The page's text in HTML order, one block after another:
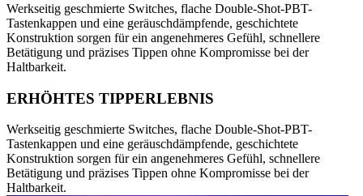
Werkseitig geschmierte Switches, flache Double-Shot-PBT-
Tastenkappen und eine geräuschdämpfende, geschichtete
Konstruktion sorgen für ein angenehmeres Gefühl, schnellere
Betätigung und präzises Tippen ohne Kompromisse bei der
Haltbarkeit.
ERHÖHTES TIPPERLEBNIS
Werkseitig geschmierte Switches, flache Double-Shot-PBT-
Tastenkappen und eine geräuschdämpfende, geschichtete
Konstruktion sorgen für ein angenehmeres Gefühl, schnellere
Betätigung und präzises Tippen ohne Kompromisse bei der
Haltbarkeit.